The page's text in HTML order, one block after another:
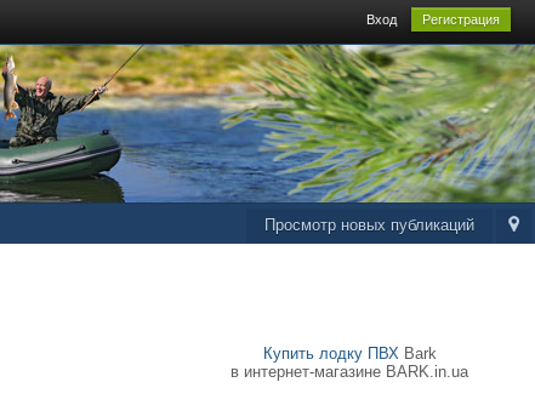
Вход Регистрация
Просмотр новых публикаций
Купить лодку ПВХBark
в интернет-магазине BARK.in.ua